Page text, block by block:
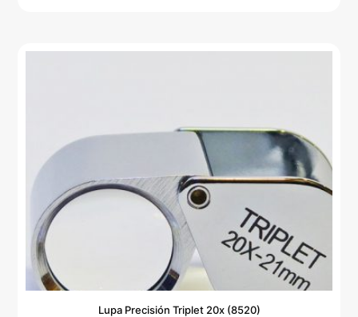
Lupa Precisión Triplet 20x (8520)